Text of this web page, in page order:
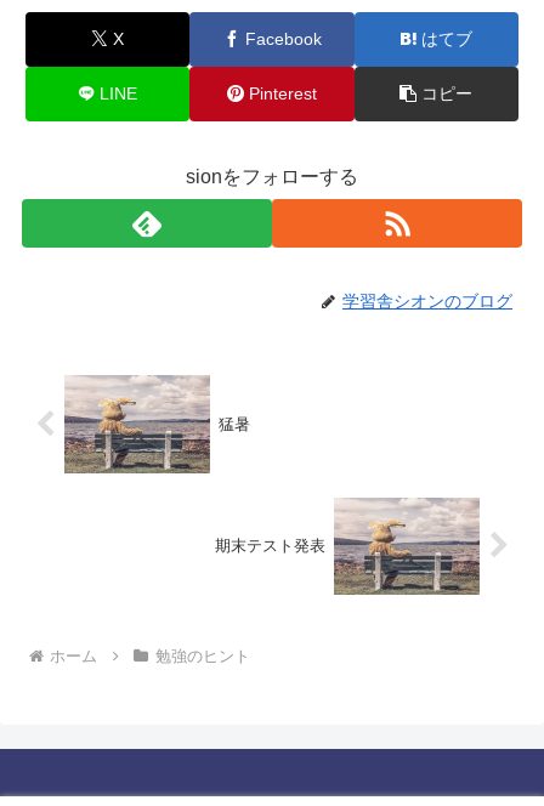
X Facebook はてブ
LINE Pinterest コピー
sionをフォローする
学習舎シオンのブログ
猛暑
期末テスト発表
ホーム 勉強のヒント